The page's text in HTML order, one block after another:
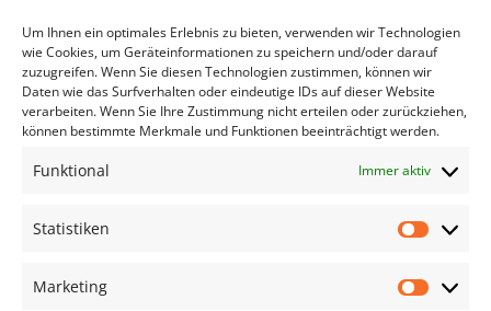
Um Ihnen ein optimales Erlebnis zu bieten, verwenden wir Technologien
wie Cookies, um Geräteinformationen zu speichern und/oder darauf
zuzugreifen. Wenn Sie diesen Technologien zustimmen, können wir
Daten wie das Surfverhalten oder eindeutige IDs auf dieser Website
verarbeiten. Wenn Sie Ihre Zustimmung nicht erteilen oder zurückziehen,
können bestimmte Merkmale und Funktionen beeinträchtigt werden.
Funktional Immer aktiv
Statistiken
Marketing
*